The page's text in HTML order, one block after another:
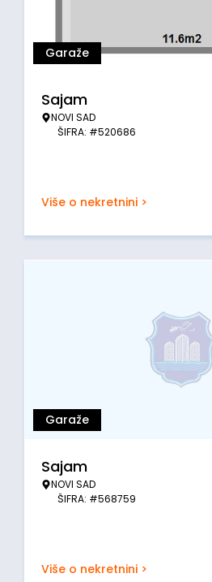
Garaže
Sajam
NOVI SAD
ŠIFRA: #520686
Više o nekretnini >
Garaže
Sajam
NOVI SAD
ŠIFRA: #568759
Više o nekretnini >